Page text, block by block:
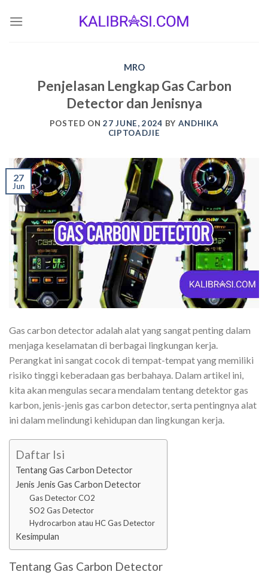
MRO
Penjelasan Lengkap Gas Carbon
Detector dan Jenisnya
POSTED ON27 JUNE, 2024 BY ANDHIKA
CIPTOADJIE
27
Jun
Gas carbon detector adalah alat yang sangat penting dalam
menjaga keselamatan di berbagai lingkungan kerja.
Perangkat ini sangat cocok di tempat-tempat yang memiliki
risiko tinggi keberadaan gas berbahaya. Dalam artikel ini,
kita akan mengulas secara mendalam tentang detektor gas
karbon, jenis-jenis gas carbon detector, serta pentingnya alat
ini dalam melindungi kehidupan dan lingkungan kerja.
Daftar Isi
Tentang Gas Carbon Detector
Jenis Jenis Gas Carbon Detector
Gas Detector CO2
SO2 Gas Detector
Hydrocarbon atau HC Gas Detector
Kesimpulan
Tentang Gas Carbon Detector